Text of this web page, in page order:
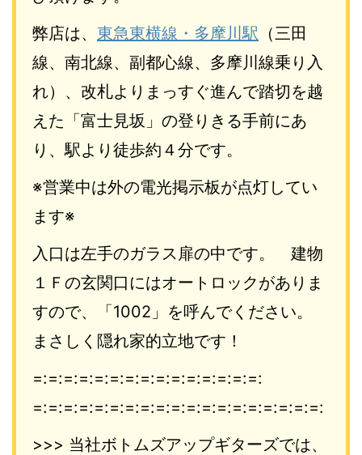
弊店は、 東急東横線・多摩川駅 （三田
線、南北線、副都心線、多摩川線乗り入
れ）、改札よりまっすぐ進んで踏切を越
えた「富士見坂 」の登りきる手前にあ
り、駅より徒歩約４分です。
※営業中は外の電光掲示板が点灯してい
ます※
入口は左手のガラス扉の中です。 建物
１Ｆの玄関口にはオートロックがありま
すので、「1002」 を呼んでください。
まさしく隠れ家的立地です！
=:=:=:=:=:=:=:=:=:=:=:=:=:=:=:
=:=:=:=:=:=:=:=:=:=:=:=:=:=:=:=:=:=:=:
>>> 当社ボトムズアップギターズでは、